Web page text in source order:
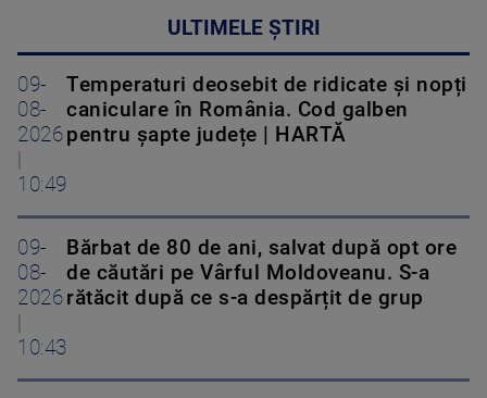
ULTIMELE ȘTIRI
09-
08-
2026
10:49
Temperaturi deosebit de ridicate și nopți
caniculare în România. Cod galben
pentru șapte județe | HARTĂ
09-
08-
2026
10:43
Bărbat de 80 de ani, salvat după opt ore
de căutări pe Vârful Moldoveanu. S-a
rătăcit după ce s-a despărțit de grup